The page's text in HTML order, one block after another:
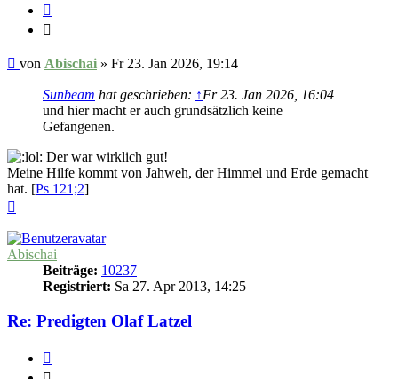
Beitrag
von Abischai » Fr 23. Jan 2026, 19:14
Sunbeam hat geschrieben: ↑Fr 23. Jan 2026, 16:04
und hier macht er auch grundsätzlich keine
Gefangenen.
Der war wirklich gut!
Meine Hilfe kommt von Jahweh, der Himmel und Erde gemacht
hat. [Ps 121;2]
Abischai
Beiträge: 10237
Registriert: Sa 27. Apr 2013, 14:25
Re: Predigten Olaf Latzel